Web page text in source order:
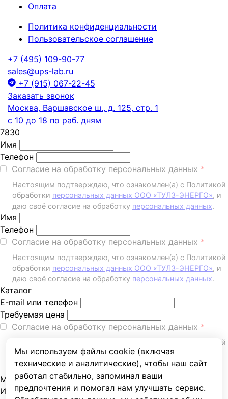
Мы используем файлы cookie (включая
технические и аналитические), чтобы наш сайт
работал стабильно, запоминал ваши
предпочтения и помогал нам улучшать сервис.
Оплата
Политика конфиденциальности
Пользовательское соглашение
+7 (495) 109-90-77
sales@ups-lab.ru
+7 (915) 067-22-45
Заказать звонок
Москва, Варшавское ш., д. 125, стр. 1
с 10 до 18 по раб. дням
7830
Имя
Телефон
Согласие на обработку персональных данных
Настоящим подтверждаю, что ознакомлен(а) с Политикой
обработки персональных данных ООО «ТУЛЗ-ЭНЕРГО», и
даю своё согласие на обработку персональных данных.
Имя
Телефон
Согласие на обработку персональных данных
Настоящим подтверждаю, что ознакомлен(а) с Политикой
обработки персональных данных ООО «ТУЛЗ-ЭНЕРГО», и
даю своё согласие на обработку персональных данных.
Каталог
E-mail или телефон
Требуемая цена
Согласие на обработку персональных данных
Настоящим подтверждаю, что ознакомлен(а) с Политикой
обработкиперсональных данных ООО «ТУЛЗ-ЭНЕРГО»
даю своё согласие на обработкуперсональных данных
Мы ответим Вам через несколько минут
Имя